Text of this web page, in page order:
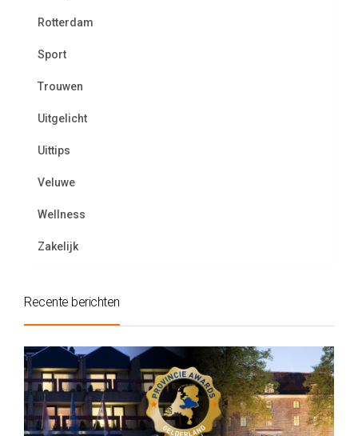
Rotterdam
Sport
Trouwen
Uitgelicht
Uittips
Veluwe
Wellness
Zakelijk
Recente berichten